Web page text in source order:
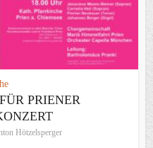
PRIENER
Hötzelsperger